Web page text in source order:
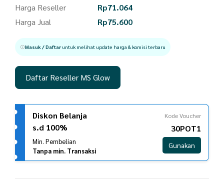
Harga Reseller Rp71.064
Harga Jual
Rp75.600
Masuk / Daftaruntuk melihat update harga & komisi terbaru
Daftar Reseller MS Glow
Diskon Belanja
s.d 100%
Min. Pembelian
Tanpa min. Transaksi
Kode Voucher
30POT1
Gunakan